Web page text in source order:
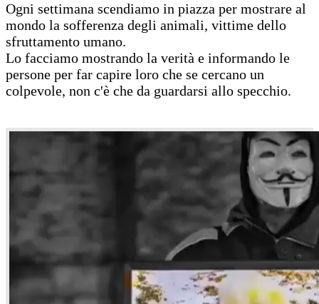
Ogni settimana scendiamo in piazza per mostrare al
mondo la sofferenza degli animali, vittime dello
sfruttamento umano.
Lo facciamo mostrando la verità e informando le
persone per far capire loro che se cercano un
colpevole, non c'è che da guardarsi allo specchio.